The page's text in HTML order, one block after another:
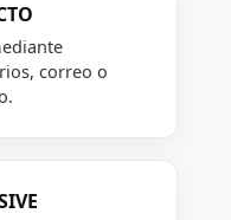
correo o